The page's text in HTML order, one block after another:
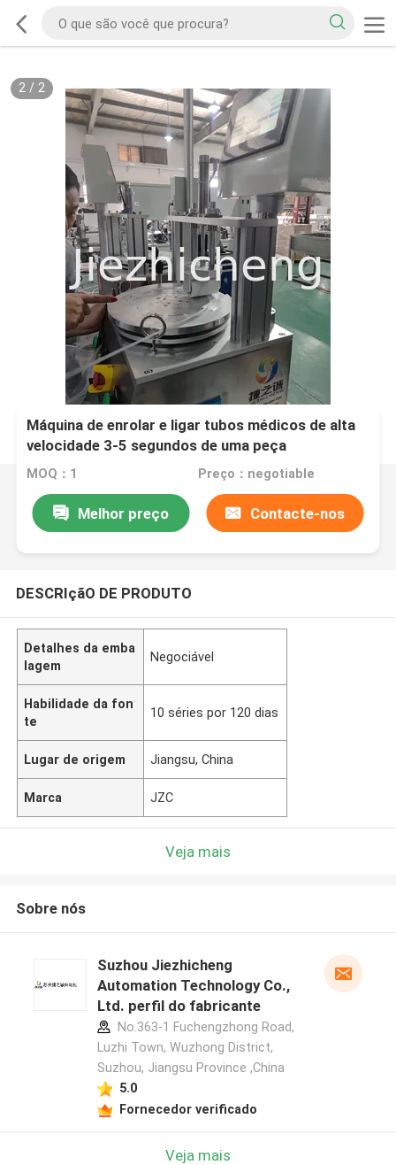
2/ 2
Máquina de enrolar e ligar tubos médicos de alta
velocidade 3-5 segundos de uma peça
Equipamento automático de enrolamento de fio
MOQ：1 Preço：negotiable
Melhor preço Contacte-nos
DESCRIçãO DE PRODUTO
Detalhes da emba
lagem
Negociável
Habilidade da fon
te
10 séries por 120 dias
Lugar de origem Jiangsu, China
Marca JZC
Veja mais
Sobre nós
Suzhou Jiezhicheng
Automation Technology Co.,
Ltd. perfil do fabricante
No.363-1 Fuchengzhong Road,
Luzhi Town, Wuzhong District,
Suzhou, Jiangsu Province ,China
5.0
Fornecedor verificado
Veja mais